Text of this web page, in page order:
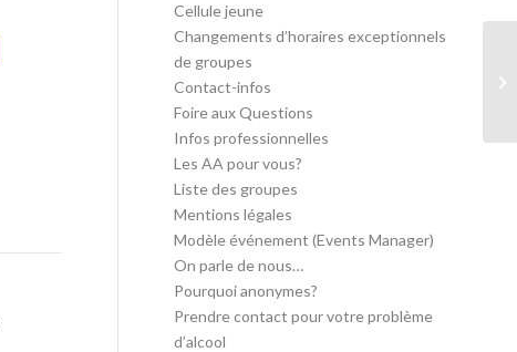
Cellule jeune
Changements d’horaires exceptionnels
de groupes
Contact-infos
Foire aux Questions
Infos professionnelles
Les AA pour vous?
Liste des groupes
Mentions légales
Modèle événement (Events Manager)
On parle de nous…
Pourquoi anonymes?
Prendre contact pour votre problème
d’alcool